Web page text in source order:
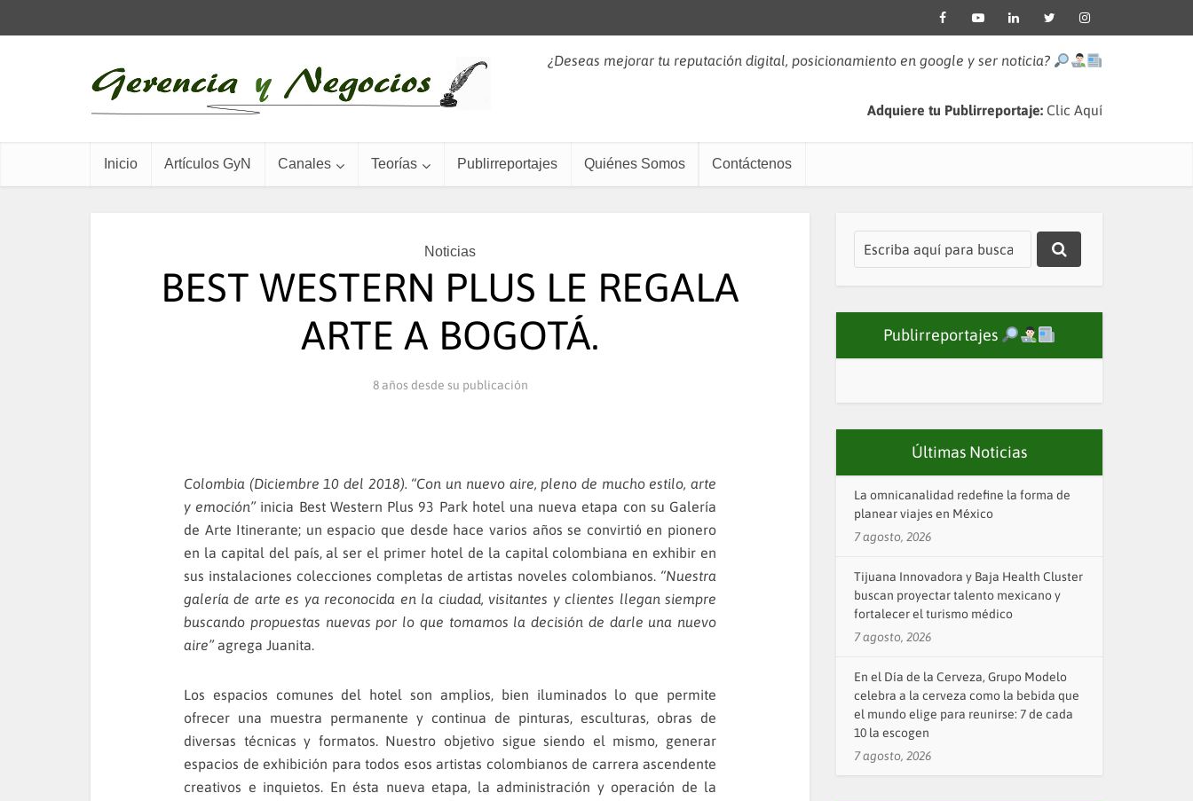
¿Deseas mejorar tu reputación digital, posicionamiento en google y ser noticia?
Adquiere tu Publirreportaje: Clic Aquí
Inicio Artículos GyN Canales Teorías Publirreportajes Quiénes Somos Contáctenos
Noticias
BEST WESTERN PLUS LE REGALA
ARTE A BOGOTÁ.
8 años desde su publicación
Colombia (Diciembre 10 del 2018). “Con un nuevo aire, pleno de mucho estilo, arte
y emoción”inicia Best Western Plus 93 Park hotel una nueva etapa con su Galería
de Arte Itinerante; un espacio que desde hace varios años se convirtió en pionero
en la capital del país, al ser el primer hotel de la capital colombiana en exhibir en
sus instalaciones colecciones completas de artistas noveles colombianos. “Nuestra
galería de arte es ya reconocida en la ciudad, visitantes y clientes llegan siempre
buscando propuestas nuevas por lo que tomamos la decisión de darle una nuevo
aire”agrega Juanita.
Los espacios comunes del hotel son amplios, bien iluminados lo que permite
ofrecer una muestra permanente y continua de pinturas, esculturas, obras de
diversas técnicas y formatos. Nuestro objetivo sigue siendo el mismo, generar
espacios de exhibición para todos esos artistas colombianos de carrera ascendente
creativos e inquietos. En ésta nueva etapa, la administración y operación de la
Publirreportajes
Últimas Noticias
La omnicanalidad redefine la forma de
planear viajes en México
7 agosto, 2026
Tijuana Innovadora y Baja Health Cluster
buscan proyectar talento mexicano y
fortalecer el turismo médico
7 agosto, 2026
En el Día de la Cerveza, Grupo Modelo
celebra a la cerveza como la bebida que
el mundo elige para reunirse: 7 de cada
10 la escogen
7 agosto, 2026